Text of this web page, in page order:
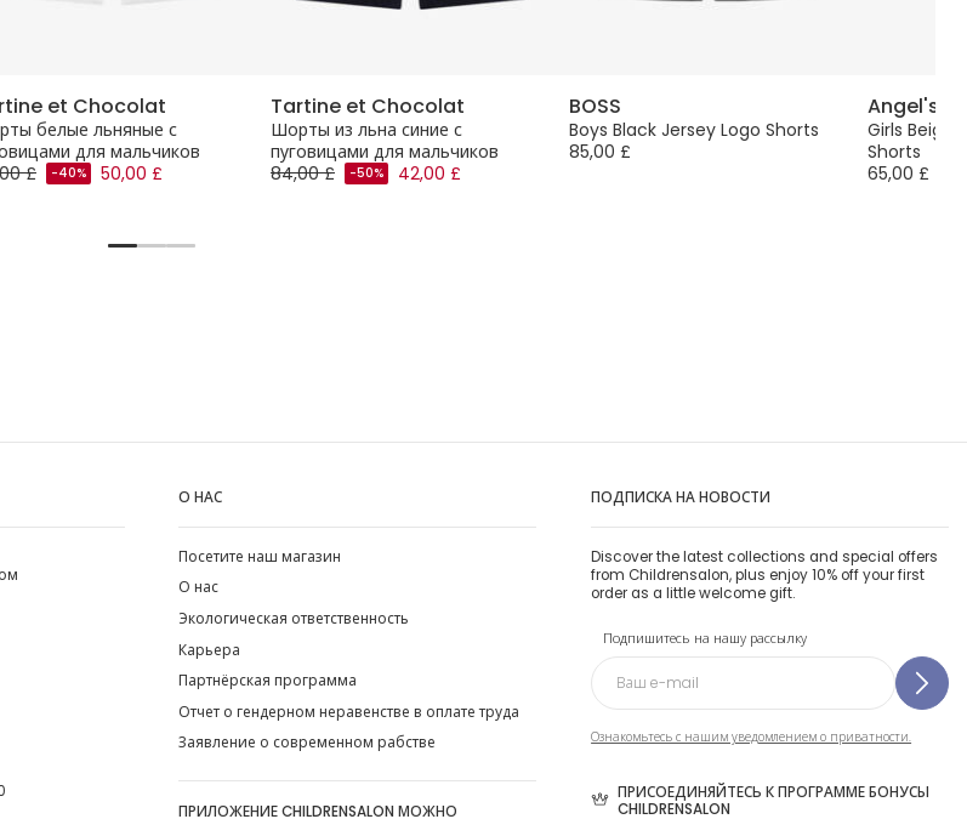
et Chocolat
белые льняные с
для мальчиков
£
-40% 50,00 £
Tartine et Chocolat
Шорты из льна синие с
пуговицами для мальчиков
84,00 £
-50% 42,00 £
BOSS
Boys Black Jersey Logo Shorts
85,00 £
Angel's
Girls Beige
Shorts
65,00 £
О НАС
Посетите наш магазин
О нас
Экологическая ответственность
Карьера
Партнёрская программа
Отчет о гендерном неравенстве в оплате труда
Заявление о современном рабстве
ПРИЛОЖЕНИЕ CHILDRENSALON МОЖНО
ПОДПИСКА НА НОВОСТИ
Discover the latest collections and special offers
from Childrensalon, plus enjoy 10% off your first
order as a little welcome gift.
Подпишитесь на нашу рассылку
Ознакомьтесь с нашим уведомлением о приватности.
ПРИСОЕДИНЯЙТЕСЬ К ПРОГРАММЕ БОНУСЫ
CHILDRENSALON